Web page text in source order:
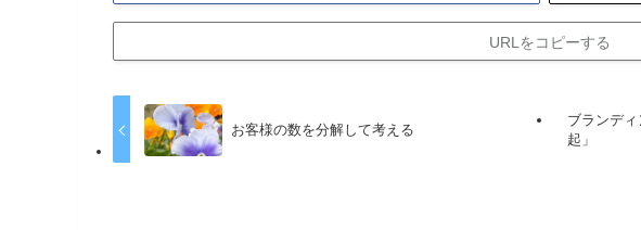
URLをコピーする
お客様の数を分解して考える
ブランデ
起」